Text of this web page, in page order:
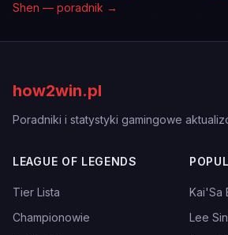
Shen — poradnik →
how2win.pl
Poradniki i statystyki gamingowe
LEAGUE OF LEGENDS
Tier Lista
Championowie
Kai'Sa
Lee